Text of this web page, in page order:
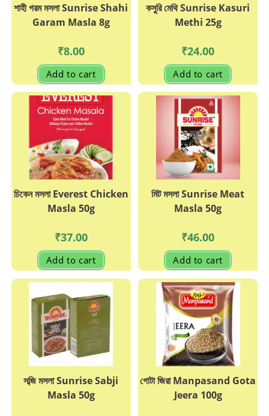
শাহী গরম মসলা Sunrise Shahi
Garam Masla 8g
₹8.00
Add to cart
কসুুরি মেথি Sunrise Kasuri
Methi 25g
₹24.00
Add to cart
চিকেন মসলা Everest Chicken
Masla 50g
₹37.00
Add to cart
মিট মসলা Sunrise Meat
Masla 50g
₹46.00
Add to cart
সব্জি মসলা Sunrise Sabji
Masla 50g
গোটা জিরা Manpasand Gota
Jeera 100g